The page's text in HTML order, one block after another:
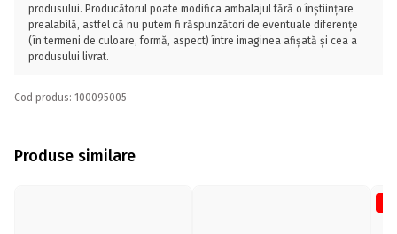
produsului. Producătorul poate modifica ambalajul fără o înștiințare
prealabilă, astfel că nu putem fi răspunzători de eventuale diferențe
(în termeni de culoare, formă, aspect) între imaginea afișată și cea a
produsului livrat.
Cod produs: 100095005
Produse similare